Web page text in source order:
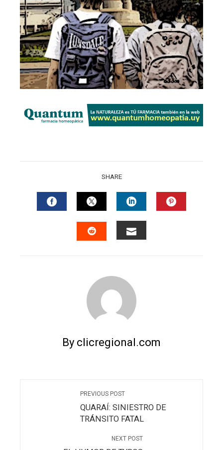
SHARE
FACEBOOKTWITTERLINKEDIN
By clicregional.com
PREVIOUS POST
QUARAÍ: SINIESTRO DE
TRÁNSITO FATAL
NEXT POST